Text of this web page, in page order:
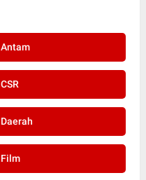
Antam
CSR
Daerah
Film